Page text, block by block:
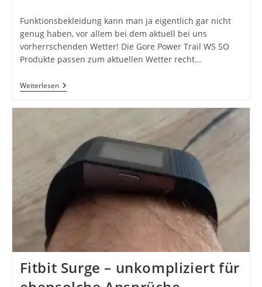
Funktionsbekleidung kann man ja eigentlich gar nicht
genug haben, vor allem bei dem aktuell bei uns
vorherrschenden Wetter! Die Gore Power Trail WS SO
Produkte passen zum aktuellen Wetter recht…
WeiterlesenGore
Power
Fisch
Oder
Fleisch?
Fitbit Surge – unkompliziert für